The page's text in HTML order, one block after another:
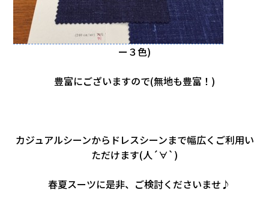
ー３色)
豊富にございますので(無地も豊富！)
カジュアルシーンからドレスシーンまで幅広くご利用い
ただけます(人´∀`)
春夏スーツに是非、ご検討くださいませ♪